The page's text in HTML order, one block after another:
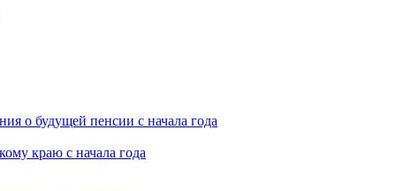
о будущей пенсии с начала года
краю с начала года